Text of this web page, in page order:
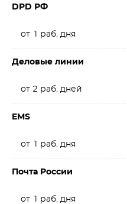
DPD РФ
от 1 раб. дня
Деловые линии
от 2 раб. дней
EMS
от 1 раб. дня
Почта России
от 1 раб. дня